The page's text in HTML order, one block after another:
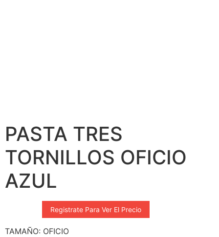
PASTA TRES
TORNILLOS OFICIO
AZUL
Registrate Para Ver El Precio
TAMAÑO: OFICIO